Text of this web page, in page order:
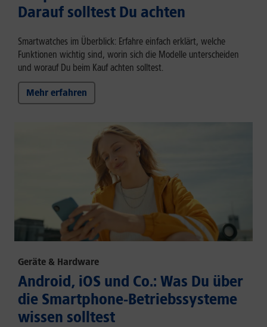
Darauf solltest Du achten
Smartwatches im Überblick: Erfahre einfach erklärt, welche
Funktionen wichtig sind, worin sich die Modelle unterscheiden
und worauf Du beim Kauf achten solltest.
Mehr erfahren
Geräte & Hardware
Android, iOS und Co.: Was Du über
die Smartphone-Betriebssysteme
wissen solltest